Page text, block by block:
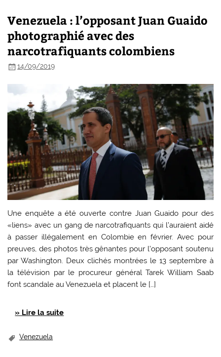
Venezuela : l’opposant Juan Guaido
photographié avec des
narcotrafiquants colombiens
14/09/2019
Une enquête a été ouverte contre Juan Guaido pour des
«liens» avec un gang de narcotrafiquants qui l’auraient aidé
à passer illégalement en Colombie en février. Avec pour
preuves, des photos très gênantes pour l’opposant soutenu
par Washington. Deux clichés montrées le 13 septembre à
la télévision par le procureur général Tarek William Saab
font scandale au Venezuela et placent le […]
» Lire la suite
Venezuela